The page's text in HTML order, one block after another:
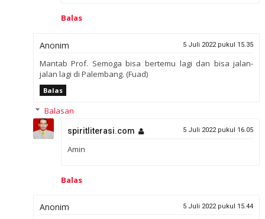
Balas
Anonim 5 Juli 2022 pukul 15.35
Mantab Prof. Semoga bisa bertemu lagi dan bisa jalan-
jalan lagi di Palembang. (Fuad)
Balas
Balasan
spiritliterasi.com 5 Juli 2022 pukul 16.05
Amin
Balas
Anonim 5 Juli 2022 pukul 15.44